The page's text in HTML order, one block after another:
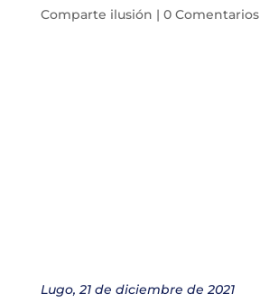
Comparte ilusión | 0 Comentarios
Lugo, 21 de diciembre de 2021